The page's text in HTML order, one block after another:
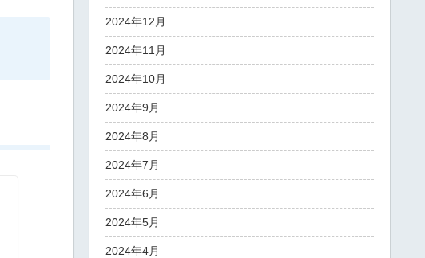
2024年12月
2024年11月
2024年10月
2024年9月
2024年8月
2024年7月
2024年6月
2024年5月
2024年4月